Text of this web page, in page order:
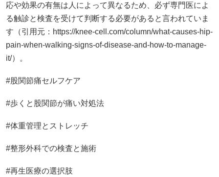
応や効果の有無は人によって異なるため、必ず専門医によ
る触診と検査を受けて判断する必要があると言われていま
す（引用元：https://knee-cell.com/column/what-causes-hip-
pain-when-walking-signs-of-disease-and-how-to-manage-
it/）。
#股関節痛セルフケア
#歩くと股関節が痛い対処法
#体重管理とストレッチ
#整形外科での検査と施術
#再生医療の選択肢